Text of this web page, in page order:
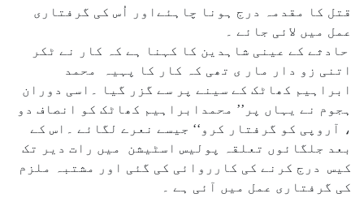
قتل کا مقدمہ درج ہونا چاہئےاور اُس کی گرفتاری
عمل میں لائی جائے ۔
حادثے کے عینی شاہدین کا کہنا ہے کہ کار نے ٹکر
اتنی زو دار مار ی تھی کہ کار کا پہیہ محمد
ابراہیم کھاٹک کے سینے پر سے گزر گیا ۔اسی دوران
ہجوم نے یہاں پر’’ محمدابراہیم کھاٹک کو انصاف دو
، آروپی کو گرفتار کرو‘‘ جیسے نعرے لگائے ۔اس کے
بعد جلگائوں تعلقہ پولیس اسٹیشن میں رات دیر تک
کیس درج کرنے کی کارروائی کی گئی اور مشتبہ ملزم
کی گرفتاری عمل میں آئی ہے ۔